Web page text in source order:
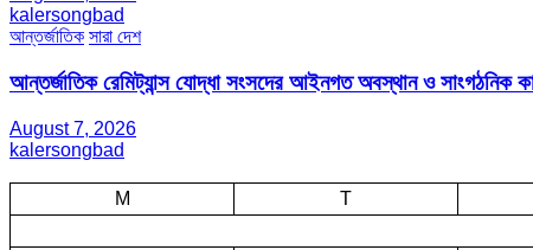
kalersongbad
আন্তর্জাতিক সারা দেশ
আন্তর্জাতিক রেমিট্যান্স যোদ্ধা সংসদের আইনগত অবস্থান ও সাংগঠনিক
August 7, 2026
kalersongbad
M
T